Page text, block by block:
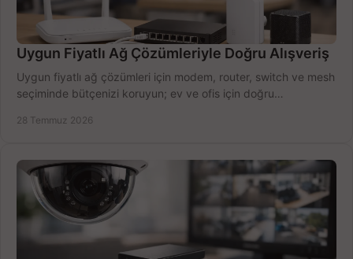
Uygun Fiyatlı Ağ Çözümleriyle Doğru Alışveriş
Uygun fiyatlı ağ çözümleri için modem, router, switch ve mesh
seçiminde bütçenizi koruyun; ev ve ofis için doğru
28 Temmuz 2026